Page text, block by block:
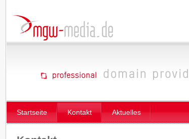
Startseite Kontakt Aktuelles